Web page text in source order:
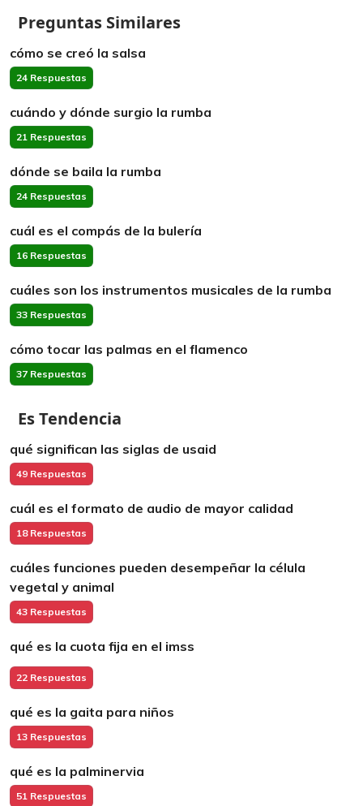
Preguntas Similares
cómo se creó la salsa
24 Respuestas
cuándo y dónde surgio la rumba
21 Respuestas
dónde se baila la rumba
24 Respuestas
cuál es el compás de la bulería
16 Respuestas
cuáles son los instrumentos musicales de la rumba
33 Respuestas
cómo tocar las palmas en el flamenco
37 Respuestas
Es Tendencia
qué significan las siglas de usaid
49 Respuestas
cuál es el formato de audio de mayor calidad
18 Respuestas
cuáles funciones pueden desempeñar la célula
vegetal y animal
43 Respuestas
qué es la cuota fija en el imss
22 Respuestas
qué es la gaita para niños
13 Respuestas
qué es la palminervia
51 Respuestas